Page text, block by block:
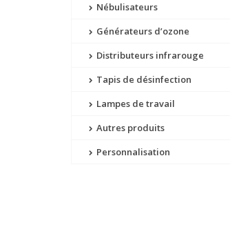
Nébulisateurs
Générateurs d’ozone
Distributeurs infrarouge
Tapis de désinfection
Lampes de travail
Autres produits
Personnalisation